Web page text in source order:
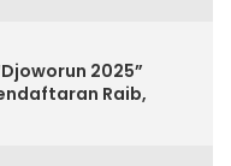
2025”
Raib,